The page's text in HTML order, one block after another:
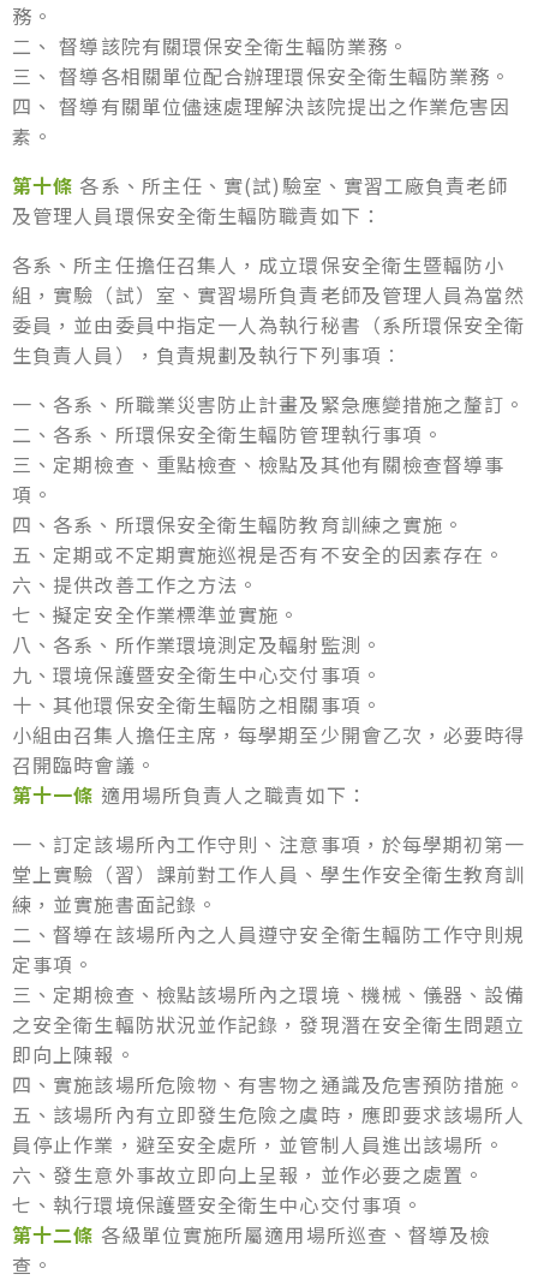
務。
二、 督導該院有關環保安全衛生輻防業務。
三、 督導各相關單位配合辦理環保安全衛生輻防業務。
四、 督導有關單位儘速處理解決該院提出之作業危害因
素。
第十條 各系、所主任、實(試)驗室、實習工廠負責老師
及管理人員環保安全衛生輻防職責如下：
各系、所主任擔任召集人，成立環保安全衛生暨輻防小
組，實驗（試）室、實習場所負責老師及管理人員為當然
委員，並由委員中指定一人為執行秘書（系所環保安全衛
生負責人員），負責規劃及執行下列事項︰
一、各系、所職業災害防止計畫及緊急應變措施之釐訂。
二、各系、所環保安全衛生輻防管理執行事項。
三、定期檢查、重點檢查、檢點及其他有關檢查督導事
項。
四、各系、所環保安全衛生輻防教育訓練之實施。
五、定期或不定期實施巡視是否有不安全的因素存在。
六、提供改善工作之方法。
七、擬定安全作業標準並實施。
八、各系、所作業環境測定及輻射監測。
九、環境保護暨安全衛生中心交付事項。
十、其他環保安全衛生輻防之相關事項。
小組由召集人擔任主席，每學期至少開會乙次，必要時得
召開臨時會議。
第十一條 適用場所負責人之職責如下：
一、訂定該場所內工作守則、注意事項，於每學期初第一
堂上實驗（習）課前對工作人員、學生作安全衛生教育訓
練，並實施書面記錄。
二、督導在該場所內之人員遵守安全衛生輻防工作守則規
定事項。
三、定期檢查、檢點該場所內之環境、機械、儀器、設備
之安全衛生輻防狀況並作記錄，發現潛在安全衛生問題立
即向上陳報。
四、實施該場所危險物、有害物之通識及危害預防措施。
五、該場所內有立即發生危險之虞時，應即要求該場所人
員停止作業，避至安全處所，並管制人員進出該場所。
六、發生意外事故立即向上呈報，並作必要之處置。
七、執行環境保護暨安全衛生中心交付事項。
第十二條 各級單位實施所屬適用場所巡查、督導及檢
查。